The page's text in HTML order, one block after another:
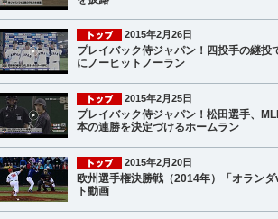
2015年2月26日
プレイバック侍ジャパン！四投手の継投
にノーヒットノーラン
2015年2月25日
プレイバック侍ジャパン！松田選手、
本の連勝を決定づけるホームラン
2015年2月20日
欧州選手権決勝戦（2014年）「オラン
ト動画